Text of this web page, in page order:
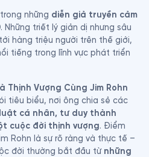
những diễn giả truyền cảm
. Những triết lý giản dị nhưng sâu
hàng triệu người trên thế giới,
tiếng trong lĩnh vực phát triển
Thịnh Vượng Cùng Jim Rohn
tiêu biểu, nơi ông chia sẻ các
luật cá nhân, tư duy thành
cuộc đời thịnh vượng. Điểm
Rohn là sự rõ ràng và thực tế –
đời thường bắt đầu từ những